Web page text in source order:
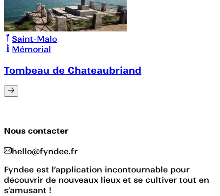
Saint-Malo
Mémorial
Tombeau de Chateaubriand
Nous contacter
hello@fyndee.fr
Fyndee est l’application incontournable pour
découvrir de nouveaux lieux et se cultiver tout en
s’amusant !